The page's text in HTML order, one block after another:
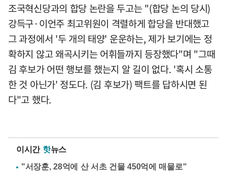
조국혁신당과의 합당 논란을 두고는 "(합당 논의 당시)
강득구·이언주 최고위원이 격렬하게 합당을 반대했고
그 과정에서 '두 개의 태양' 운운하는, 제가 보기에는 정
확하지 않고 왜곡시키는 어휘들까지 등장했다"며 "그때
김 후보가 어떤 행보를 했는지 알 길이 없다. '혹시 소통
한 것 아닌가' 정도다. (김 후보가) 팩트를 답하시면 된
다"고 했다.
이시간 핫뉴스
"서장훈, 28억에 산 서초 건물 450억에 매물로"